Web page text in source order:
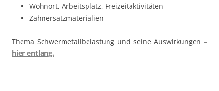
Wohnort, Arbeitsplatz, Freizeitaktivitäten
Zahnersatzmaterialien
Thema Schwermetallbelastung und seine Auswirkungen –
hier entlang.